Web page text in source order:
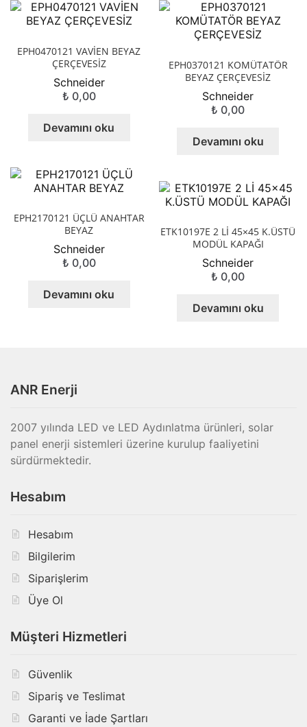
EPH0470121 VAVİEN BEYAZ
ÇERÇEVESİZ
Schneider
₺ 0,00
Devamını oku
EPH0370121 KOMÜTATÖR
BEYAZ ÇERÇEVESİZ
Schneider
₺ 0,00
Devamını oku
EPH2170121 ÜÇLÜ ANAHTAR
BEYAZ
Schneider
₺ 0,00
Devamını oku
ETK10197E 2 Lİ 45×45 K.ÜSTÜ
MODÜL KAPAĞI
Schneider
₺ 0,00
Devamını oku
ANR Enerji
2007 yılında LED ve LED Aydınlatma ürünleri, solar
panel enerji sistemleri üzerine kurulup faaliyetini
sürdürmektedir.
Hesabım
Hesabım
Bilgilerim
Siparişlerim
Üye Ol
Müşteri Hizmetleri
Güvenlik
Sipariş ve Teslimat
Garanti ve İade Şartları